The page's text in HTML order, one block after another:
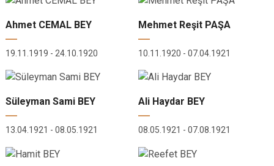
Ahmet CEMAL BEY
19.11.1919 - 24.10.1920
Mehmet Reşit PAŞA
10.11.1920 - 07.04.1921
Süleyman Sami BEY
13.04.1921 - 08.05.1921
Ali Haydar BEY
08.05.1921 - 07.08.1921